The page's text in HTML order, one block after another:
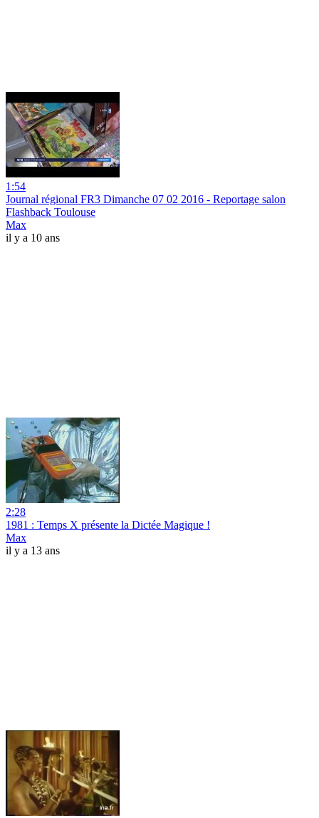
1:54
Journal régional FR3 Dimanche 07 02 2016 - Reportage salon
Flashback Toulouse
Max
il y a 10 ans
2:28
1981 : Temps X présente la Dictée Magique !
Max
il y a 13 ans